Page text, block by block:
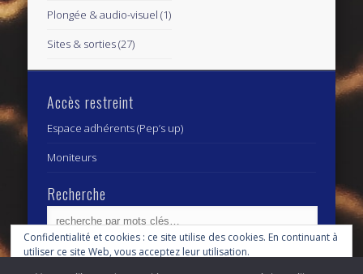
Plongée & audio-visuel (1)
Sites & sorties(27)
Accès restreint
Espace adhérents (Pep’s up)
Moniteurs
Recherche
Archives
Confidentialité et cookies : ce site utilise des cookies. En continuant à
utiliser ce site Web, vous acceptez leur utilisation.